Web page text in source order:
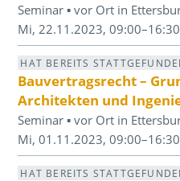
Seminar ▪ vor Ort in
Mi, 22.11.2023,
HAT BEREITS
Bauvertragsrecht –
Architekten und
Seminar ▪ vor Ort in
Mi, 01.11.2023,
HAT BEREITS